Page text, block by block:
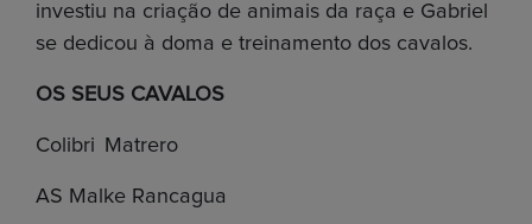
investiu na criação de animais da raça e Gabriel
se dedicou à doma e treinamento dos cavalos.
OS SEUS CAVALOS
Colibri Matrero
AS Malke Rancagua